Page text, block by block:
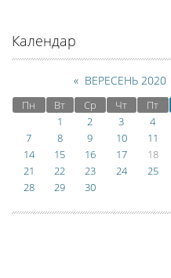
Календар
« ВЕРЕСЕНЬ 2020
Пн Вт Ср Чт Пт
1
2 3 4
7
8 9 10 11
14
15 16 17 18
21
22 23 24 25
28
29 30